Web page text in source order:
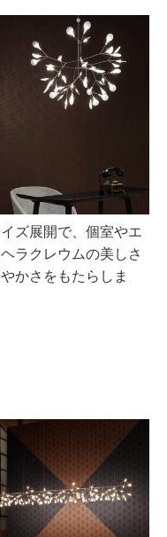
ズ展開で、個室やエ
ラクレウムの美しさ
かさをもたらしま